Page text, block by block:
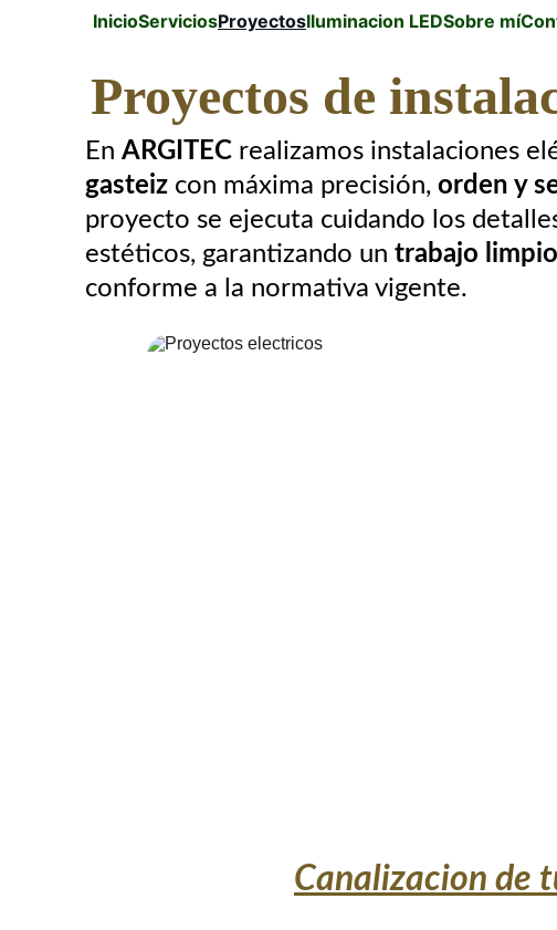
InicioServiciosProyectosIluminacion LEDSobre mí
Proyectos de
En ARGITEC realizamos instalaciones
gasteiz con máxima precisión, orden y
proyecto se ejecuta cuidando los
estéticos, garantizando un trabajo limpio
conforme a la normativa vigente.
Canalizacion de